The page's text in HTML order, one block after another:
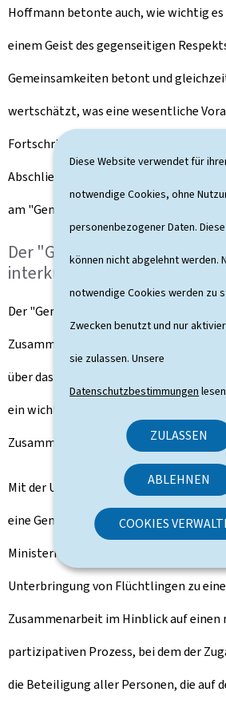
Diese Website verwendet für
notwendige Cookies, ohne
personenbezogener Daten.
können nicht abgelehnt werden.
notwendige Cookies werden zu
Zwecken benutzt und nur
sie zulassen. Unsere
Datenschutzbestimmungen
ZULASSEN
ABLEHNEN
COOKIES
Hoffmann betonte auch, wie wichtig
einem Geist des gegenseitigen
Gemeinsamkeiten betont und
wertschätzt, was eine wesentliche
Fortschritt der luxemburgischen
Abschließend gratulierte er den
am "Gemengepakt" und wünschte
Der "Gemengepakt"
interkulturellen
Der "Gemengepakt
" (kommunaler
Zusammenleben) wurde durch das
über das interkulturelle
ein wichtiges Instrument zur Stärkung
Zusammenlebens auf lokaler Ebene.
Mit der Unterzeichnung des "
eine Gemeinde oder ein
Ministerium für Familie, Solidarität,
Unterbringung von Flüchtlingen zu
Zusammenarbeit im Hinblick auf einen
partizipativen Prozess, bei dem der
die Beteiligung aller Personen, die auf